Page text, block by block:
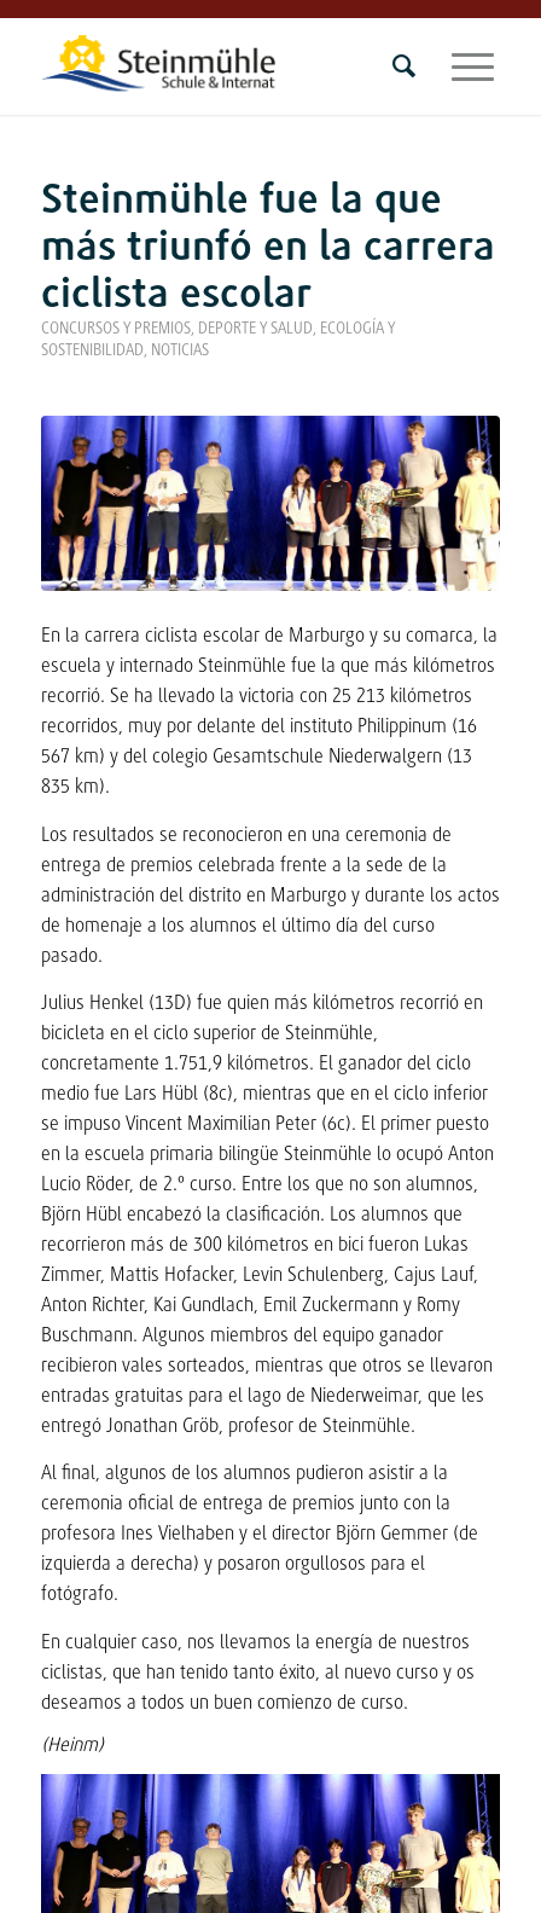
Steinmühle fue la que
más triunfó en la carrera
ciclista escolar
CONCURSOS Y PREMIOS, DEPORTE Y SALUD, ECOLOGÍA Y
SOSTENIBILIDAD, NOTICIAS
En la carrera ciclista escolar de Marburgo y su comarca, la
escuela y internado Steinmühle fue la que más kilómetros
recorrió. Se ha llevado la victoria con 25 213 kilómetros
recorridos, muy por delante del instituto Philippinum (16
567 km) y del colegio Gesamtschule Niederwalgern (13
835 km).
Los resultados se reconocieron en una ceremonia de
entrega de premios celebrada frente a la sede de la
administración del distrito en Marburgo y durante los actos
de homenaje a los alumnos el último día del curso
pasado.
Julius Henkel (13D) fue quien más kilómetros recorrió en
bicicleta en el ciclo superior de Steinmühle,
concretamente 1.751,9 kilómetros. El ganador del ciclo
medio fue Lars Hübl (8c), mientras que en el ciclo inferior
se impuso Vincent Maximilian Peter (6c). El primer puesto
en la escuela primaria bilingüe Steinmühle lo ocupó Anton
Lucio Röder, de 2.º curso. Entre los que no son alumnos,
Björn Hübl encabezó la clasificación. Los alumnos que
recorrieron más de 300 kilómetros en bici fueron Lukas
Zimmer, Mattis Hofacker, Levin Schulenberg, Cajus Lauf,
Anton Richter, Kai Gundlach, Emil Zuckermann y Romy
Buschmann. Algunos miembros del equipo ganador
recibieron vales sorteados, mientras que otros se llevaron
entradas gratuitas para el lago de Niederweimar, que les
entregó Jonathan Gröb, profesor de Steinmühle.
Al final, algunos de los alumnos pudieron asistir a la
ceremonia oficial de entrega de premios junto con la
profesora Ines Vielhaben y el director Björn Gemmer (de
izquierda a derecha) y posaron orgullosos para el
fotógrafo.
En cualquier caso, nos llevamos la energía de nuestros
ciclistas, que han tenido tanto éxito, al nuevo curso y os
deseamos a todos un buen comienzo de curso.
(Heinm)